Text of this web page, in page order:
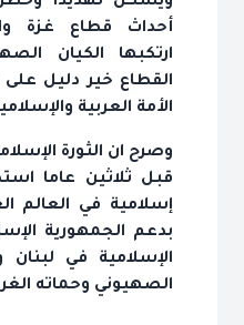
أحداث قطاع غزة
ارتكبها الكيان
القطاع خير دليل
الأمة العربية
وصرح ان الثورة
قبل ثلاثين عاما
إسلامية في العالم
بدعم الجمهورية
الإسلامية في
الصهيوني وحماته